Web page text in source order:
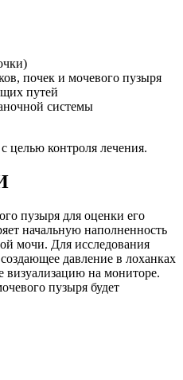
почек и мочевого пузыря
путей
системы
целью контроля лечения.
пузыря для оценки его
начальную наполненность
мочи. Для исследования
давление в лоханках
на мониторе.
пузыря будет